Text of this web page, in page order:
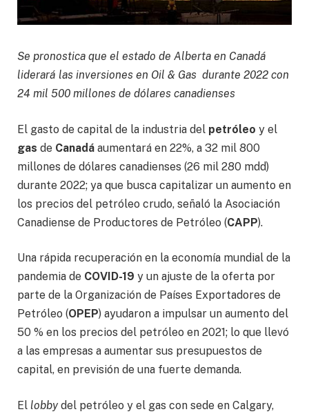
Se pronostica que el estado de Alberta en Canadá
liderará las inversiones en Oil & Gas durante 2022 con
24 mil 500 millones de dólares canadienses
El gasto de capital de la industria del petróleo y el
gas de Canadá aumentará en 22%, a 32 mil 800
millones de dólares canadienses (26 mil 280 mdd)
durante 2022; ya que busca capitalizar un aumento en
los precios del petróleo crudo, señaló la Asociación
Canadiense de Productores de Petróleo (CAPP).
Una rápida recuperación en la economía mundial de la
pandemia de COVID-19 y un ajuste de la oferta por
parte de la Organización de Países Exportadores de
Petróleo (OPEP) ayudaron a impulsar un aumento del
50 % en los precios del petróleo en 2021; lo que llevó
a las empresas a aumentar sus presupuestos de
capital, en previsión de una fuerte demanda.
El lobbydel petróleo y el gas con sede en Calgary,